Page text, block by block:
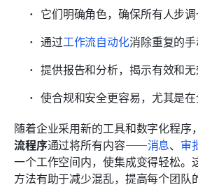
它们明确角色，确保所有人步
通过工作流自动化消除重复的
提供报告和分析，揭示有效和
使合规和安全更容易，尤其是
随着企业采用新的工具和数字化程序
流程序通过将所有内容——消息、 审
一个工作空间内，使集成变得轻松。
方法有助于减少混乱，提高每个团队